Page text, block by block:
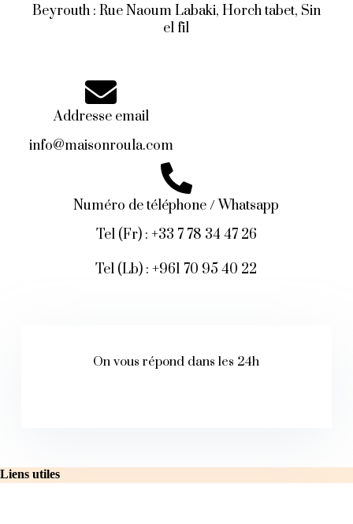
Beyrouth : Rue Naoum Labaki, Horch tabet, Sin
el fil
Addresse email
info@maisonroula.com
Numéro de téléphone / Whatsapp
Tel (Fr) : +33 7 78 34 47 26
Tel (Lb) :+961 70 95 40 22
On vous répond dans les 24h
Liens utiles